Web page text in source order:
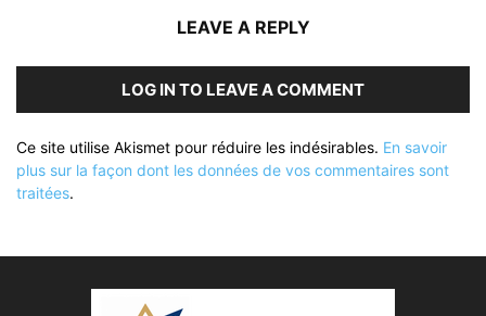
LEAVE A REPLY
LOG IN TO LEAVE A COMMENT
Ce site utilise Akismet pour réduire les indésirables. En savoir
plus sur la façon dont les données de vos commentaires sont
traitées.